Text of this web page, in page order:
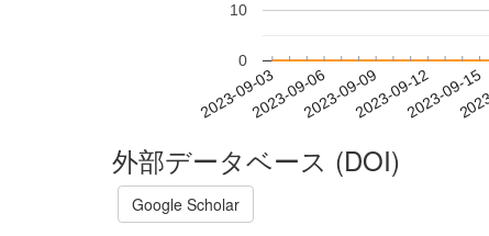
2023-09-032023-09-062023-09-092023-09-122023-09-15
0
10
外部データベース (DOI)
Google Scholar